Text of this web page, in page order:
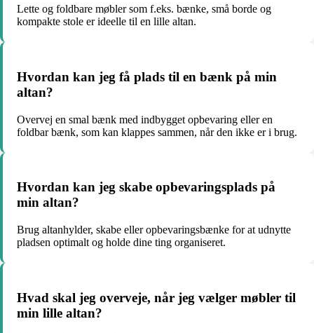
Lette og foldbare møbler som f.eks. bænke, små borde og
kompakte stole er ideelle til en lille altan.
Hvordan kan jeg få plads til en bænk på min
altan?
Overvej en smal bænk med indbygget opbevaring eller en
foldbar bænk, som kan klappes sammen, når den ikke er i brug.
Hvordan kan jeg skabe opbevaringsplads på
min altan?
Brug altanhylder, skabe eller opbevaringsbænke for at udnytte
pladsen optimalt og holde dine ting organiseret.
Hvad skal jeg overveje, når jeg vælger møbler til
min lille altan?